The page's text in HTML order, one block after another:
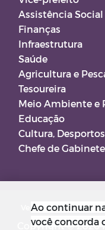
Assistência Social
Finanças
Infraestrutura
Saúde
Agricultura e
Tesoureira
Meio Ambiente e
Educação
Cultura,
Chefe de Gabinete
Versão do Sistema:
Copyright © 2026
Ao continuar
você concorda